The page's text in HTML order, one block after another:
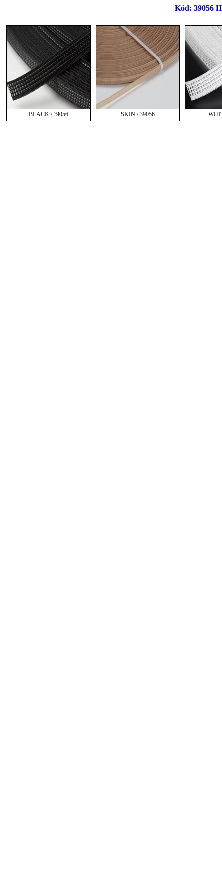
Kód: 39056
BLACK / 39056 SKIN / 39056